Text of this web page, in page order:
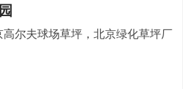
尔夫球场草坪，北京绿化草坪厂